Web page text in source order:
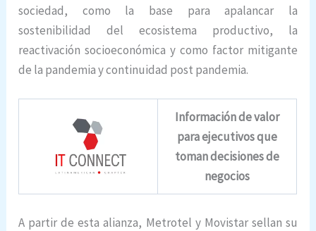
sociedad, como la base para apalancar la
sostenibilidad del ecosistema productivo, la
reactivación socioeconómica y como factor mitigante
de la pandemia y continuidad post pandemia.
Información de valor
para ejecutivos que
toman decisiones de
negocios
A partir de esta alianza, Metrotel y Movistar sellan su